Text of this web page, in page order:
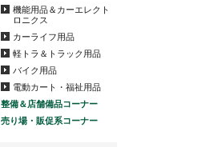
機能用品＆カーエレクト
ロニクス
カーライフ用品
軽トラ＆トラック用品
バイク用品
電動カート・福祉用品
整備＆店舗備品コーナー
売り場・販促系コーナー